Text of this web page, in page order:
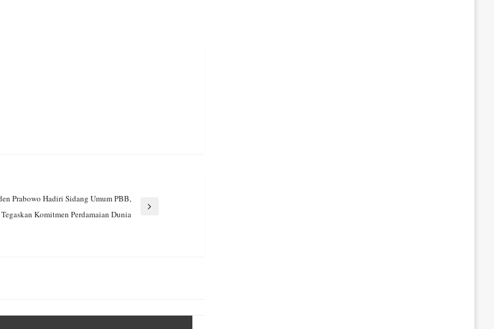
Prabowo Hadiri Sidang Umum PBB,
Komitmen Perdamaian Dunia